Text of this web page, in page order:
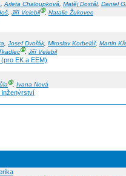
,Arleta Chaloupková, Matěj Dostál, Daniel
, Jiří VelebilⒼ, Natalie Žukovec
, Josef Dvořák, Miroslav Korbelář, Martin
Ⓖ, Jiří Velebil
EK a EEM)
Ⓖ, Ivana Nová
inženýrství